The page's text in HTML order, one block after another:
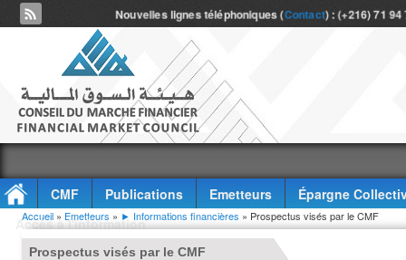
Nouvelles lignes téléphoniques (Contact) : (+216) 71
CMF Publications Emetteurs
Épargne
Accès à l'information
Vous êtes ici
Accueil » Emetteurs » ► Informations financières » Prospectus visés par le CMF
Prospectus visés par le CMF